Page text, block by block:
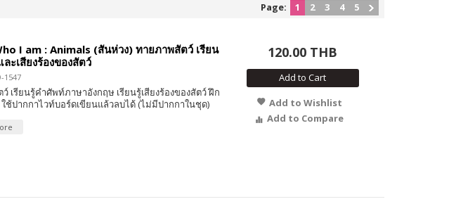
Page: 1 2 3 4 5
I am : Animals (สันห่วง) ทายภาพสัตว์ เรียน
ะเสียงร้องของสัตว์
1547
เรียนรู้คำศัพท์ภาษาอังกฤษ เรียนรู้เสียงร้องของสัตว์ ฝึก
ช้ปากกาไวท์บอร์ดเขียนแล้วลบได้ (ไม่มีปากกาในชุด)
120.00 THB
Add to Cart
Add to Wishlist
Add to Compare